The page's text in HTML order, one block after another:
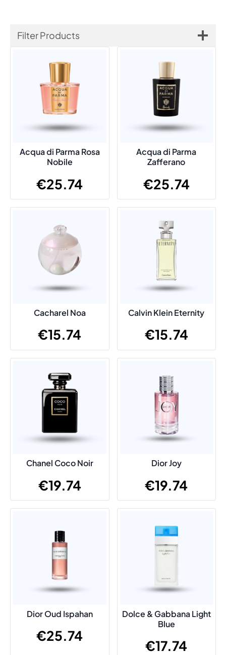
Filter Products
Acqua di Parma Rosa
Nobile
€25.74
Acqua di Parma
Zafferano
€25.74
Cacharel Noa
€15.74
Calvin Klein Eternity
€15.74
Chanel Coco Noir
€19.74
Dior Joy
€19.74
Dior Oud Ispahan
€25.74
Dolce & Gabbana Light
Blue
€17.74